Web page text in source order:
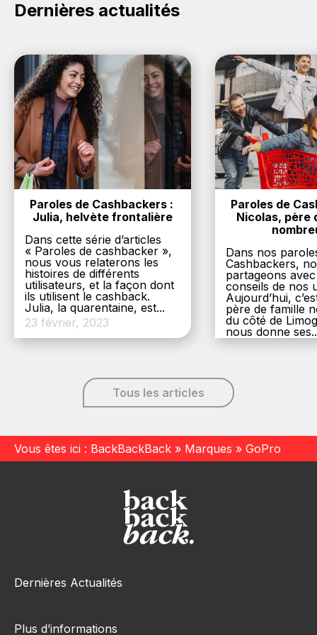
Dernières actualités
Paroles de Cashbackers :
Julia, helvète frontalière
Dans cette série d’articles
« Paroles de cashbacker »,
nous vous relaterons les
histoires de différents
utilisateurs, et la façon dont
ils utilisent le cashback.
Julia, la quarentaine, est...
23 février, 2023
Paroles de
Nicolas, père
Dans nos
Cashbackers,
partageons
conseils de nos
Aujourd’hui,
père de famille
du côté de
nous donne
6 décembre,
Tous les articles
Vous êtes ici : BackBackBack » Marques » GoPro
Dernières Actualités
Plus d’informations